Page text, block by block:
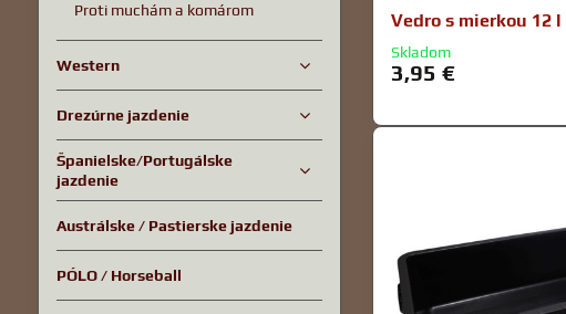
Vedro s mierkou 12 l
Skladom
3,95 €
Proti muchám a komárom
Western
Drezúrne jazdenie
Španielske/Portugálske
jazdenie
Austrálske / Pastierske jazdenie
PÓLO / Horseball